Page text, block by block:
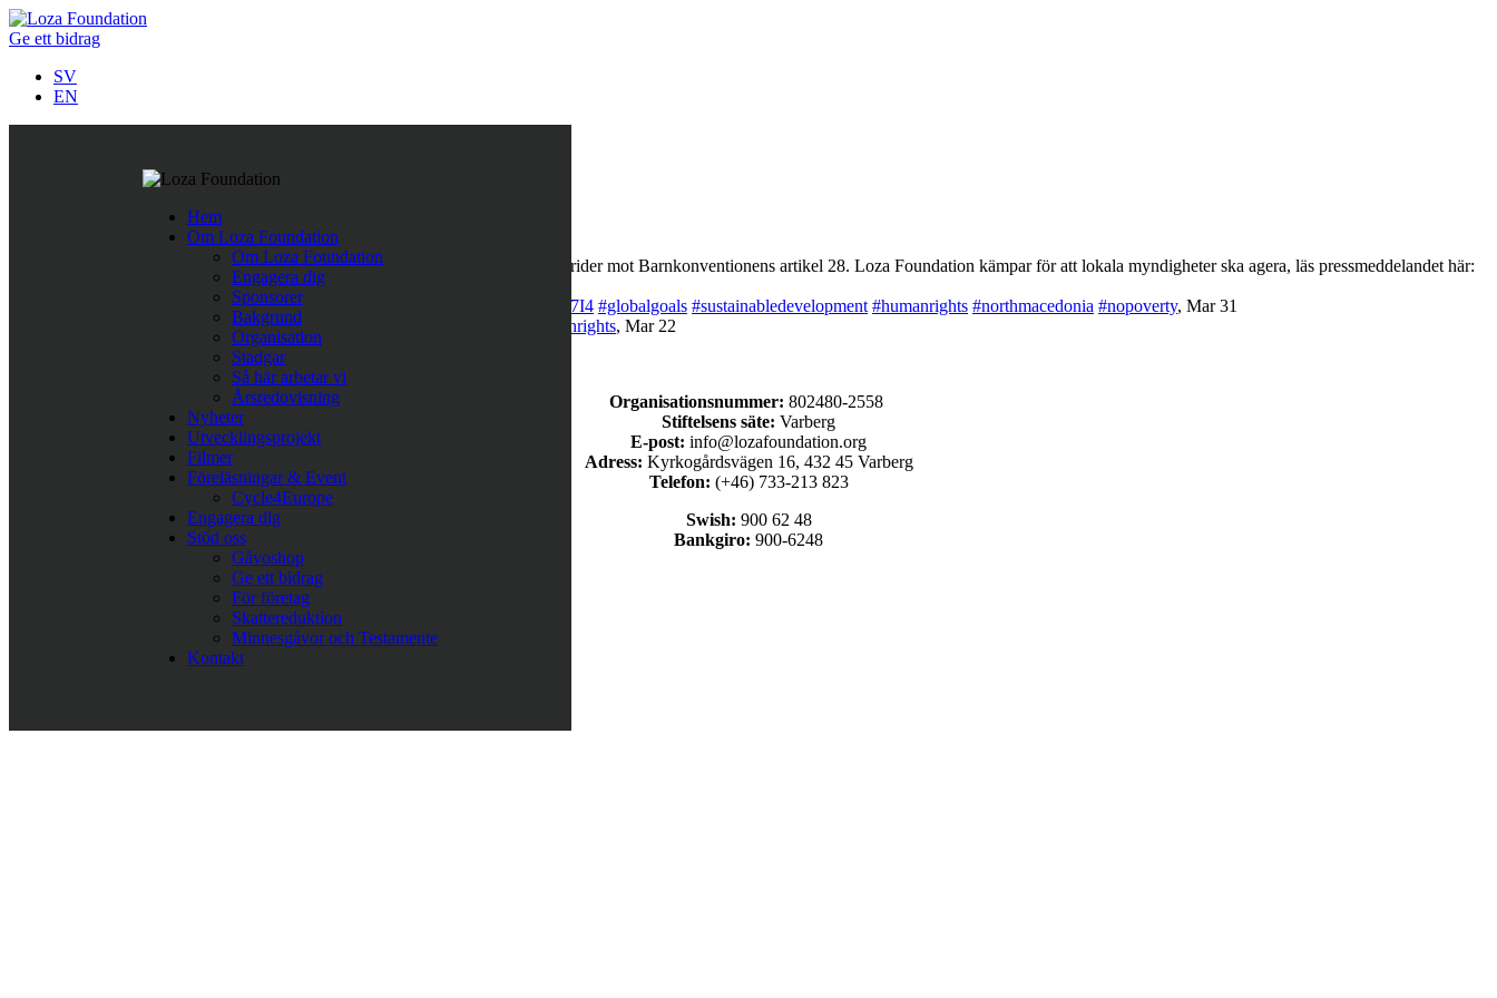
Ge ett bidrag
SV
EN
Hem
Om Loza Foundation
Om Loza Foundation
Engagera dig
Sponsorer
Bakgrund
Organisation
Stadgar
Så här arbetar vi
Årsredovisning
Nyheter
Utvecklingsprojekt
Filmer
Föreläsningar & Event
Cycle4Europe
Engagera dig
Stöd oss
Gåvoshop
Ge ett bidrag
För företag
Skattereduktion
Minnesgåvor och Testamente
Kontakt
Följ oss på Twitter
Rättshaveri att papperslösa barn i Nordmakedonien nekas skolgång, det strider mot Barnkonventionens artikel 28. Loza Foundation kämpar för att lokala myndigheter ska agera, läs pressmeddelandet här:
https://t.co/ykvv8RhnqJ
https://t.co/fBWwTAVOh9
Företagssamarbete för minskad fattigdom i Europa.
https://t.co/LQegOKg7I4 #globalgoals #sustainabledevelopment #humanrights #northmacedonia #nopoverty, Mar 31
När människor får det bättrehttps://t.co/TegpmZdcSC #humanrights, Mar 22
Organisationsnummer: 802480-2558
Stiftelsens säte: Varberg
E-post: info@lozafoundation.org
Adress: Kyrkogårdsvägen 16, 432 45 Varberg
Telefon: (+46) 733-213 823
Swish: 900 62 48
Bankgiro: 900-6248